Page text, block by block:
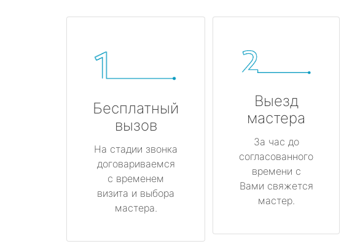
Бесплатный
вызов
На стадии звонка
договариваемся
с временем
визита и выбора
мастера.
Выезд
мастера
За час до
согласованного
времени с
Вами свяжется
мастер.